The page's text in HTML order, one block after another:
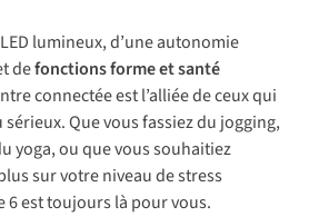
lumineux, d’une autonomie
defonctions forme et santé
connectée est l’alliée de ceux qui
Que vous fassiez du jogging,
yoga, ou que vous souhaitiez
sur votre niveau de stress
6 est toujours là pour vous.